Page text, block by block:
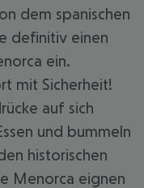
dem spanischen
definitiv einen
ein.
mit Sicherheit!
auf sich
und bummeln
historischen
Menorca eignen